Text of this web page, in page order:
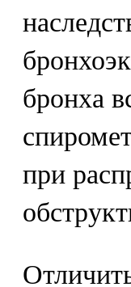
бронха
при